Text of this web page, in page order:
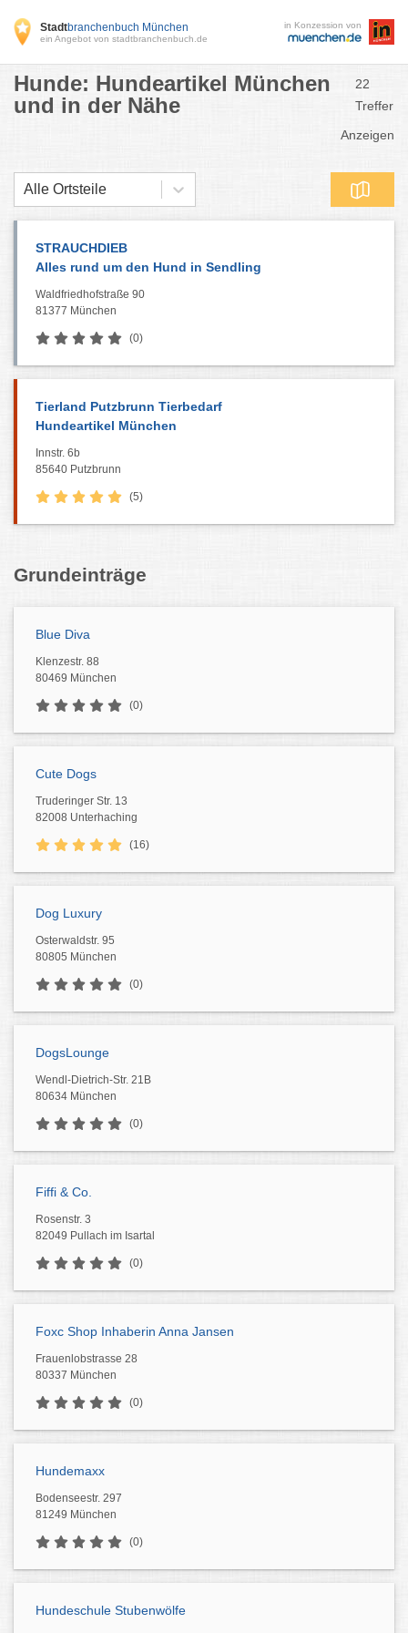
Stadtbranchenbuch München
ein Angebot von stadtbranchenbuch.de
in Konzession von
Hunde: Hundeartikel München
und in der Nähe
22
Treffer
Anzeigen
Alle Ortsteile
STRAUCHDIEB
Alles rund um den Hund in Sendling
Waldfriedhofstraße 90
81377 München
(0)
Tierland Putzbrunn Tierbedarf
Hundeartikel München
Innstr. 6b
85640 Putzbrunn
(5)
Grundeinträge
Blue Diva
Klenzestr. 88
80469 München
(0)
Cute Dogs
Truderinger Str. 13
82008 Unterhaching
(16)
Dog Luxury
Osterwaldstr. 95
80805 München
(0)
DogsLounge
Wendl-Dietrich-Str. 21B
80634 München
(0)
Fiffi & Co.
Rosenstr. 3
82049 Pullach im Isartal
(0)
Foxc Shop Inhaberin Anna Jansen
Frauenlobstrasse 28
80337 München
(0)
Hundemaxx
Bodenseestr. 297
81249 München
(0)
Hundeschule Stubenwölfe